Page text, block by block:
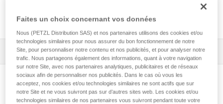
Bretelles SEQUOIA®
Tous les conseils techniques 1 Filtrer
Faites un choix concernant vos données
Nous (PETZL Distribution SAS) et nos partenaires utilisons des cookies et/ou
technologies similaires pour nous assurer du bon fonctionnement de notre
Site, pour personnaliser notre contenu et nos publicités, et pour analyser notre
trafic. Nous partageons également des informations, quant à votre navigation
sur notre Site, avec nos partenaires analytiques, publicitaires et de réseaux
sociaux afin de personnaliser nos publicités. Dans le cas où vous les
acceptez, nos cookies et/ou technologies similaires ne sont actifs que sur
notre Site et ne vous suivront pas sur d’autres sites web. Les cookies et/ou
technologies similaires de nos partenaires vous suivront pendant toute votre